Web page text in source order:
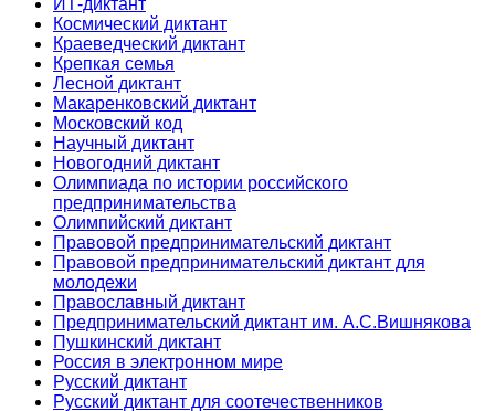
Космический диктант
Краеведческий диктант
Крепкая семья
Лесной диктант
Макаренковский диктант
Московский код
Научный диктант
Новогодний диктант
Олимпиада по истории российского
предпринимательства
Олимпийский диктант
Правовой предпринимательский диктант
Правовой предпринимательский диктант для
молодежи
Православный диктант
Предпринимательский диктант им. А.С.Вишнякова
Пушкинский диктант
Россия в электронном мире
Русский диктант
Русский диктант для соотечественников